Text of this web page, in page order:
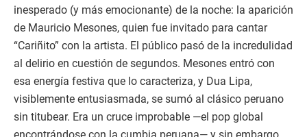
inesperado (y más emocionante) de la noche: la aparición
de Mauricio Mesones, quien fue invitado para cantar
“Cariñito” con la artista. El público pasó de la incredulidad
al delirio en cuestión de segundos. Mesones entró con
esa energía festiva que lo caracteriza, y Dua Lipa,
visiblemente entusiasmada, se sumó al clásico peruano
sin titubear. Era un cruce improbable —el pop global